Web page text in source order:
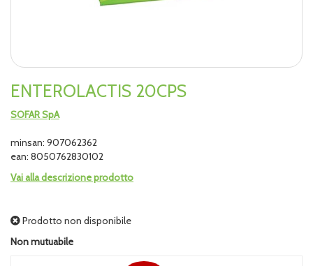
ENTEROLACTIS 20CPS
SOFAR SpA
minsan: 907062362
ean: 8050762830102
Vai alla descrizione prodotto
Prodotto non disponibile
Non mutuabile